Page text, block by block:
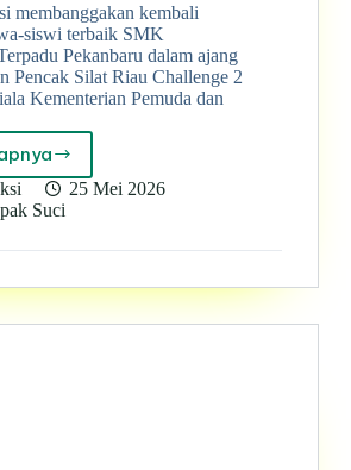
membanggakan kembali
siswi terbaik SMK
Pekanbaru dalam ajang
Pencak Silat Riau Challenge 2
Kementerian Pemuda dan
25 Mei 2026
Suci